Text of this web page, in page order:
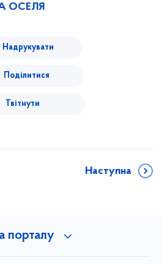
ОСЕЛЯ
Надрукувати
Поділитися
Твітнути
Наступна
порталу